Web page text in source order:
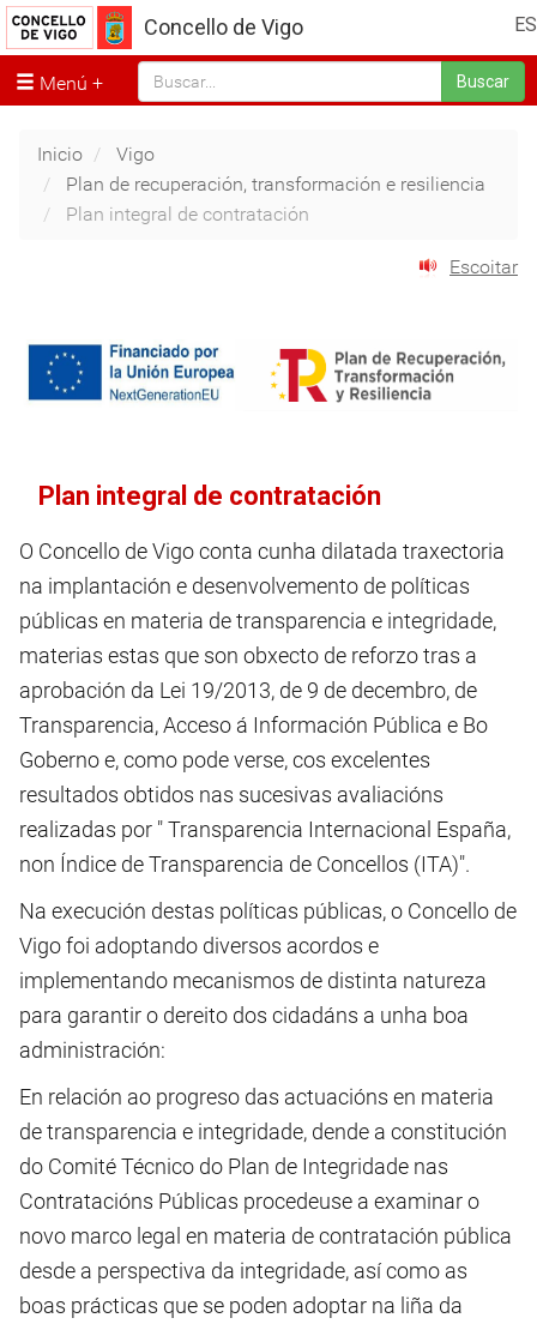
ES
Concello de Vigo
Menú Buscar
Inicio
Vigo
Plan de recuperación, transformación e resiliencia
Plan integral de contratación
Escoitar
Plan integral de contratación
O Concello de Vigo conta cunha dilatada traxectoria
na implantación e desenvolvemento de políticas
públicas en materia de transparencia e integridade,
materias estas que son obxecto de reforzo tras a
aprobación da Lei 19/2013, de 9 de decembro, de
Transparencia, Acceso á Información Pública e Bo
Goberno e, como pode verse, cos excelentes
resultados obtidos nas sucesivas avaliacións
realizadas por " Transparencia Internacional España,
non Índice de Transparencia de Concellos (ITA)".
Na execución destas políticas públicas, o Concello de
Vigo foi adoptando diversos acordos e
implementando mecanismos de distinta natureza
para garantir o dereito dos cidadáns a unha boa
administración:
En relación ao progreso das actuacións en materia
de transparencia e integridade, dende a constitución
do Comité Técnico do Plan de Integridade nas
Contratacións Públicas procedeuse a examinar o
novo marco legal en materia de contratación pública
desde a perspectiva da integridade, así como as
boas prácticas que se poden adoptar na liña da